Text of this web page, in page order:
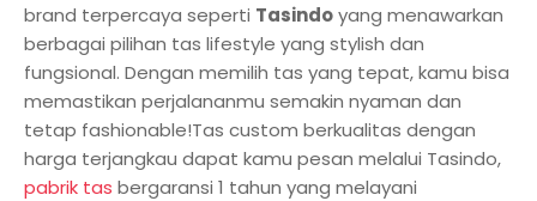
brand terpercaya seperti Tasindoyang menawarkan
berbagai pilihan tas lifestyle yang stylish dan
fungsional. Dengan memilih tas yang tepat, kamu bisa
memastikan perjalananmu semakin nyaman dan
tetap fashionable!Tas custom berkualitas dengan
harga terjangkau dapat kamu pesan melalui Tasindo,
pabrik tas bergaransi 1 tahun yang melayani